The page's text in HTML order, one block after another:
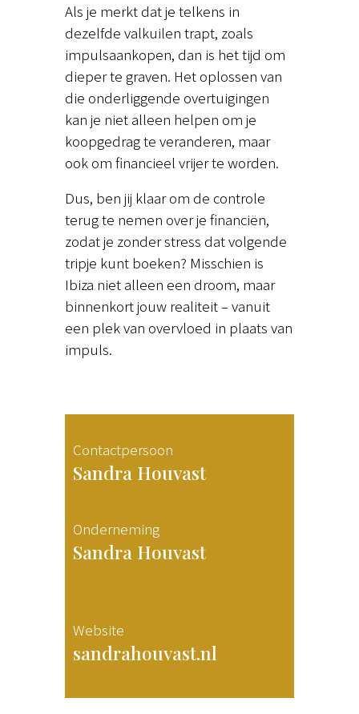
Als je merkt dat je telkens in
dezelfde valkuilen trapt, zoals
impulsaankopen, dan is het tijd om
dieper te graven. Het oplossen van
die onderliggende overtuigingen
kan je niet alleen helpen om je
koopgedrag te veranderen, maar
ook om financieel vrijer te worden.
Dus, ben jij klaar om de controle
terug te nemen over je financiën,
zodat je zonder stress dat volgende
tripje kunt boeken? Misschien is
Ibiza niet alleen een droom, maar
binnenkort jouw realiteit – vanuit
een plek van overvloed in plaats van
impuls.
Contactpersoon
Sandra Houvast
Onderneming
Sandra Houvast
Website
sandrahouvast.nl